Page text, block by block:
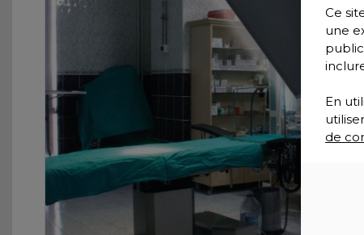
Ce
une
En
de